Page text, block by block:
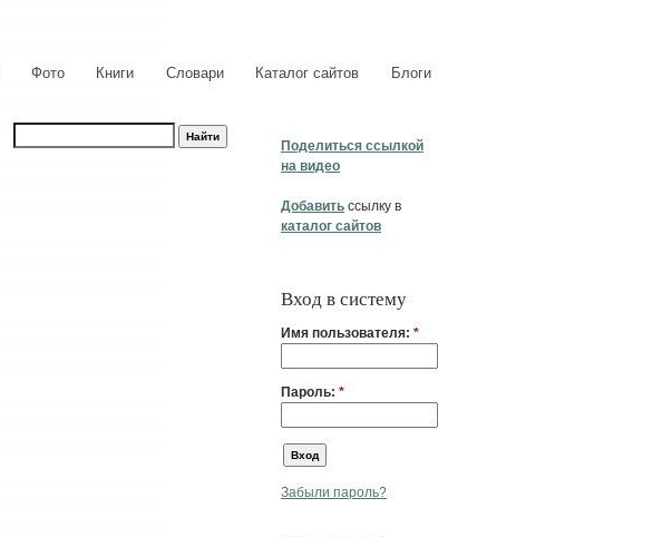
Фото Книги Словари Каталог сайтов Блоги
Поделиться ссылкой
на видео
Добавить ссылку в
каталог сайтов
Вход в систему
Имя пользователя: *
Пароль: *
Забыли пароль?